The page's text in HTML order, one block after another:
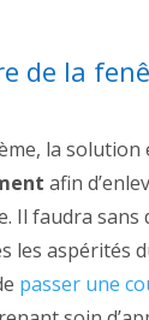
de la
la solution
afin
Il faudra
les aspérités
passer une